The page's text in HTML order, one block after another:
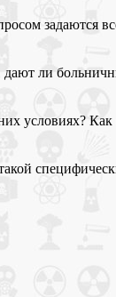
задаются
ли
условиях?